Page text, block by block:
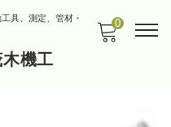
具、測定、管材・
機工
0